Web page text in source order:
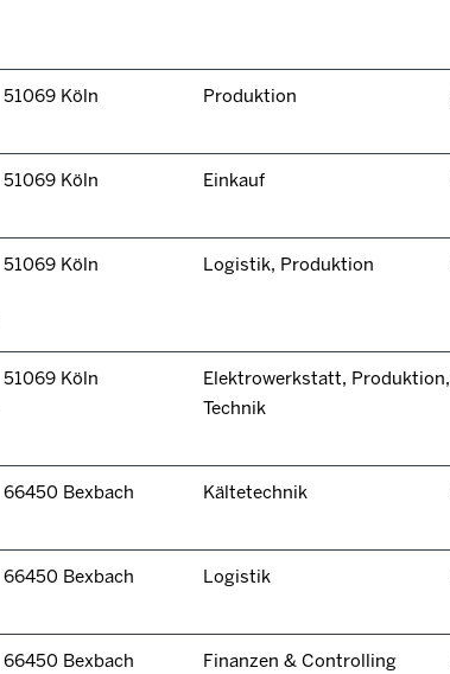
51069 Köln Produktion
51069 Köln Einkauf
51069 Köln Logistik, Produktion
51069 Köln
Elektrowerkstatt, Produktion,
Technik
66450 Bexbach Kältetechnik
66450 Bexbach Logistik
66450 Bexbach Finanzen & Controlling